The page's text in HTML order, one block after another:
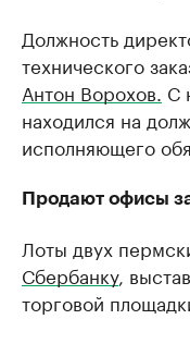
Должность
технического
Антон Ворохов. С
находился на
исполняющего
Продают офисы
Лоты двух
Сбербанку,
торговой